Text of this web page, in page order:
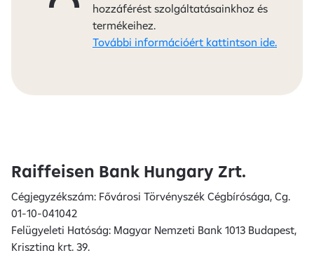
hozzáférést szolgáltatásainkhoz és
termékeihez.
További információért kattintson ide.
Raiffeisen Bank Hungary Zrt.
Cégjegyzékszám: Fővárosi Törvényszék Cégbírósága, Cg.
01-10-041042
Felügyeleti Hatóság: Magyar Nemzeti Bank 1013 Budapest,
Krisztina krt. 39.